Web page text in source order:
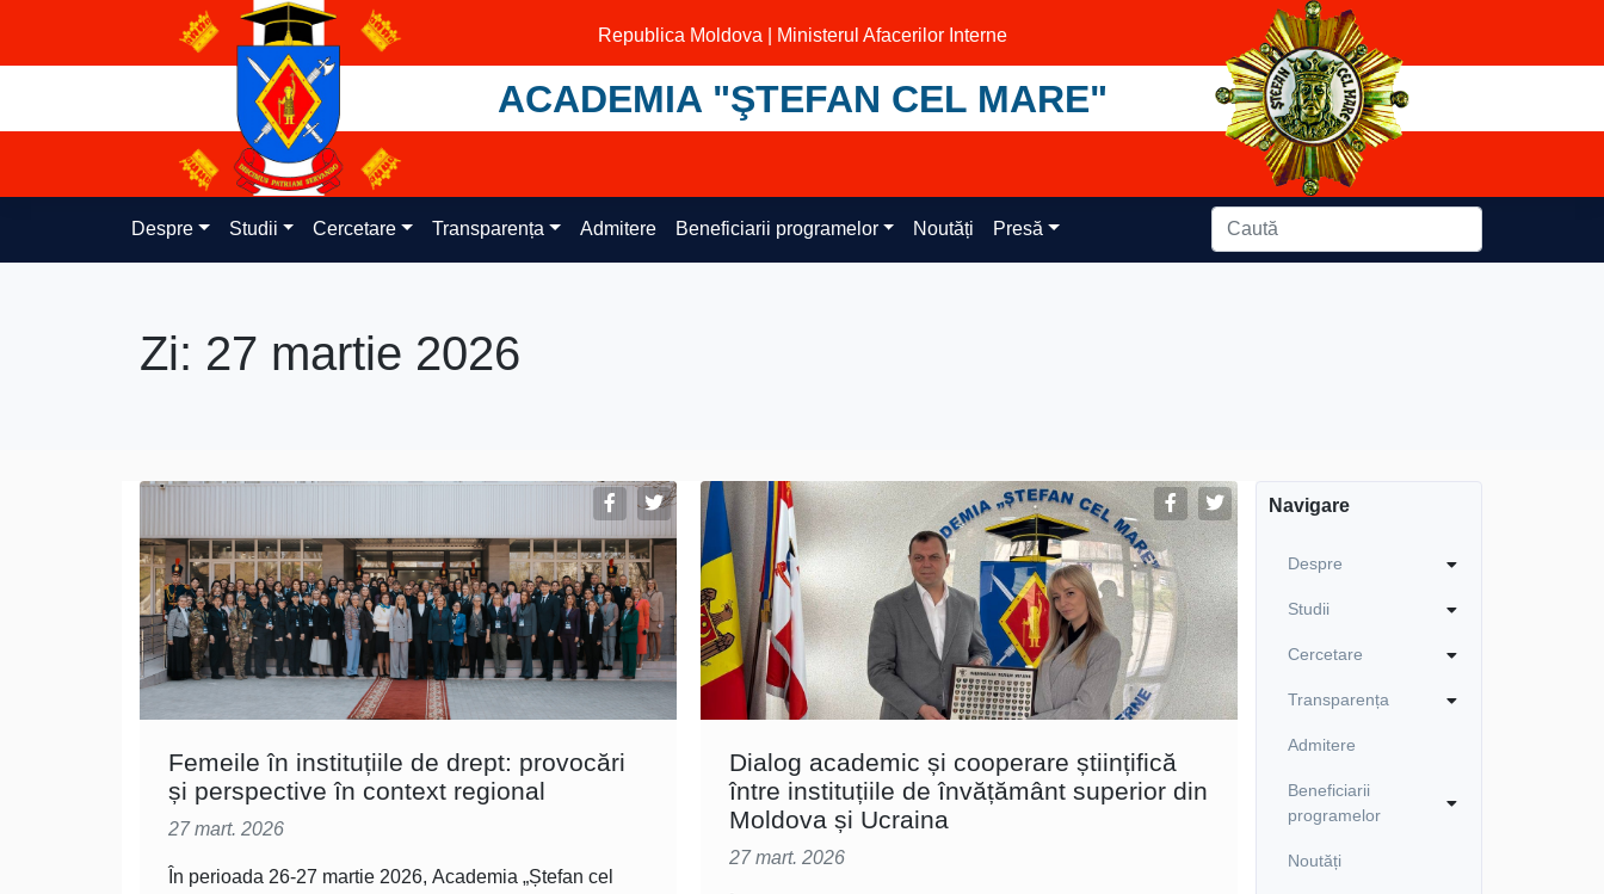
content
Republica Moldova | Ministerul Afacerilor Interne
ACADEMIA "ŞTEFAN CEL MARE"
Despre Studii Cercetare Transparența Admitere Beneficiarii programelor Noutăți Presă
Zi: 27 martie 2026
Femeile în instituțiile de drept: provocări
și perspective în context regional
27 mart. 2026
În perioada 26-27 martie 2026, Academia „Ștefan cel
Dialog academic și cooperare științifică
între instituțiile de învățământ superior din
Moldova și Ucraina
27 mart. 2026
Navigare
Despre
Studii
Cercetare
Transparența
Admitere
Beneficiarii
programelor
Noutăți